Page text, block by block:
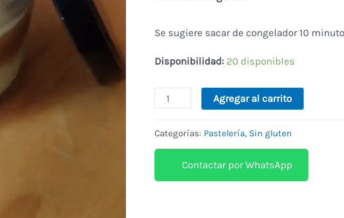
Se sugiere sacar de congelador 10
Disponibilidad: 20 disponibles
Agregar al carrito
Categorías: Pastelería, Sin gluten
Contactar por WhatsApp